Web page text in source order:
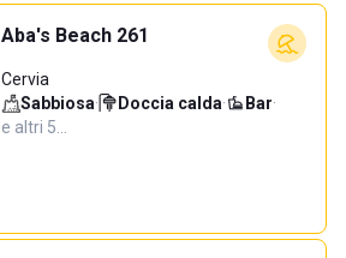
Aba's Beach 261
Cervia
Sabbiosa· Doccia calda· Bar·
e altri 5…